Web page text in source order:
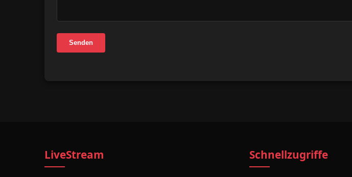
Senden
LiveStream Schnellzugriffe